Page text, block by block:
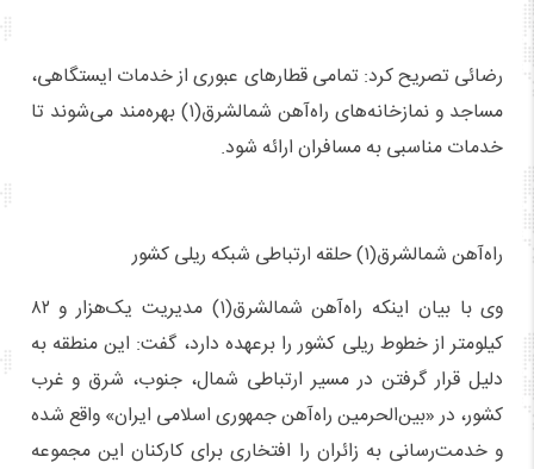
رضائی تصریح کرد: تمامی قطارهای عبوری از خدمات ایستگاهی،
مساجد و نمازخانه‌های راه‌آهن شمالشرق(۱) بهره‌مند می‌شوند تا
خدمات مناسبی به مسافران ارائه شود.
راه‌آهن شمالشرق(۱) حلقه ارتباطی شبکه ریلی کشور
وی با بیان اینکه راه‌آهن شمالشرق(۱) مدیریت یک‌هزار و ۸۲
کیلومتر از خطوط ریلی کشور را برعهده دارد، گفت: این منطقه به
دلیل قرار گرفتن در مسیر ارتباطی شمال، جنوب، شرق و غرب
کشور، در «بین‌الحرمین راه‌آهن جمهوری اسلامی ایران» واقع شده
و خدمت‌رسانی به زائران را افتخاری برای کارکنان این مجموعه